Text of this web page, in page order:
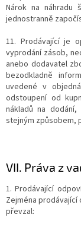
Nárok na náhradu
jednostranně
11. Prodávající je
vyprodání zásob,
anebo dodavatel
bezodkladně
uvedené v
odstoupení od
nákladů na
stejným způsobem,
VII. Práva z
1. Prodávající
Zejména
převzal: